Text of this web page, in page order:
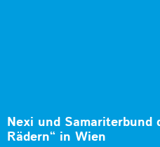
Nexi und Samariterbund
Rädern“ in Wien